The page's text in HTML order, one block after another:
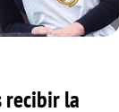
recibir la